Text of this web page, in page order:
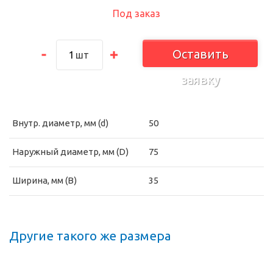
Под заказ
шт
Оставить
заявку
Внутр. диаметр, мм (d) 50
Наружный диаметр, мм (D) 75
Ширина, мм (B) 35
Другие такого же размера